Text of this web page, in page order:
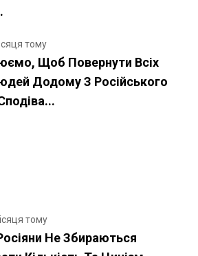
тому
Щоб Повернути Всіх
Додому З Російського
тому
Не Збираються